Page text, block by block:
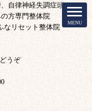
自律神経失調症頭
方専門整体院
うぞ